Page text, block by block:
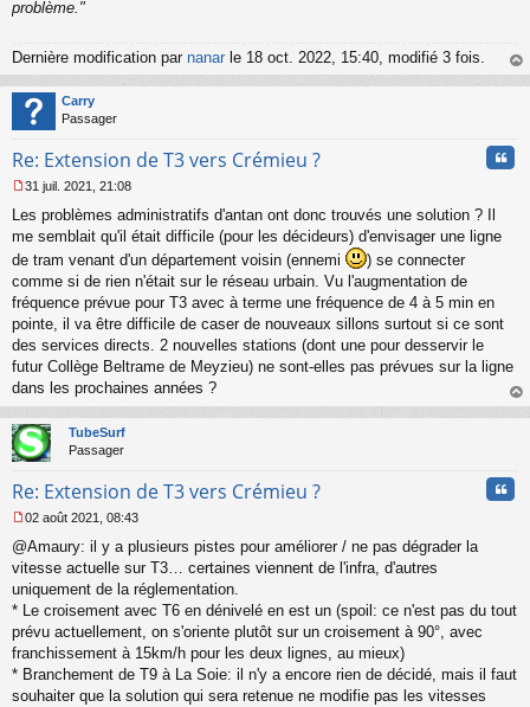
problème."
Dernière modification par nanar le 18 oct. 2022, 15:40, modifié 3 fois.
au
Carry
Passager
Re: Extension de T3 vers Crémieu ?
e
s
a
g
e
n
o
n
l
u
31 juil. 2021, 21:08
Les problèmes administratifs d'antan ont donc trouvés une solution ? Il
me semblait qu'il était difficile (pour les décideurs) d'envisager une ligne
de tram venant d'un département voisin (ennemi
) se connecter
comme si de rien n'était sur le réseau urbain. Vu l'augmentation de
fréquence prévue pour T3 avec à terme une fréquence de 4 à 5 min en
pointe, il va être difficile de caser de nouveaux sillons surtout si ce sont
des services directs. 2 nouvelles stations (dont une pour desservir le
futur Collège Beltrame de Meyzieu) ne sont-elles pas prévues sur la ligne
dans les prochaines années ?
au
TubeSurf
Passager
Re: Extension de T3 vers Crémieu ?
e
s
s
a
g
e
n
o
n
02 août 2021, 08:43
@Amaury: il y a plusieurs pistes pour améliorer / ne pas dégrader la
vitesse actuelle sur T3… certaines viennent de l'infra, d'autres
uniquement de la réglementation.
* Le croisement avec T6 en dénivelé en est un (spoil: ce n'est pas du tout
prévu actuellement, on s'oriente plutôt sur un croisement à 90°, avec
franchissement à 15km/h pour les deux lignes, au mieux)
* Branchement de T9 à La Soie: il n'y a encore rien de décidé, mais il faut
souhaiter que la solution qui sera retenue ne modifie pas les vitesses